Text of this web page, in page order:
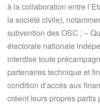
à la collaboration entre
la société civile),
subvention des OSC ; –
électorale nationale
interdise toute
partenaires technique et
condition d’accès aux
créent leurs propres partis